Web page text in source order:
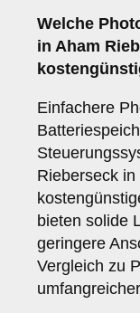
Welche
in Aham
Einfachere
Rieberseck in
bieten solide
geringere
Vergleich zu